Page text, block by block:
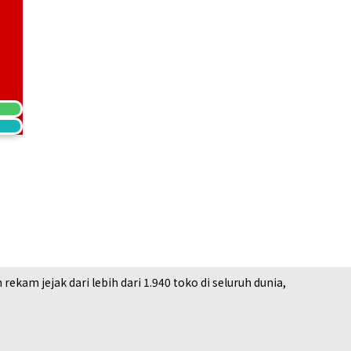
jejak dari lebih dari 1.940 toko di seluruh dunia,